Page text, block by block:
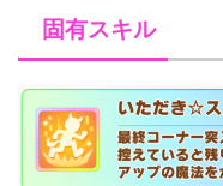
固有スキル